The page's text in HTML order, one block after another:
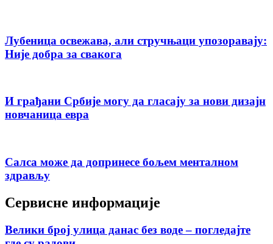
Лубеница освежава, али стручњаци упозоравају:
Није добра за свакога
И грађани Србије могу да гласају за нови дизајн
новчаница евра
Салса може да допринесе бољем менталном
здрављу
Сервисне информације
Велики број улица данас без воде – погледајте